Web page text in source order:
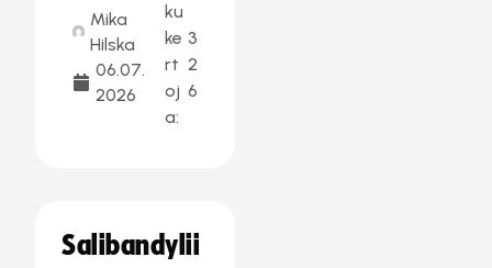
Mika
Hilska
06.07.
2026
ku
ke
rt
oj
a:
3
2
6
Salibandylii